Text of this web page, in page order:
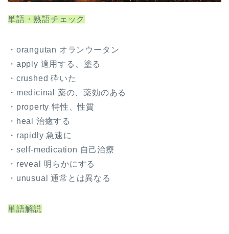
単語・熟語チェック
・orangutan オランウータン
・apply 適用する、塗る
・crushed 砕いた
・medicinal 薬の、薬効のある
・property 特性、性質
・heal 治癒する
・rapidly 急速に
・self-medication 自己治療
・reveal 明らかにする
・unusual 通常とは異なる
単語解説